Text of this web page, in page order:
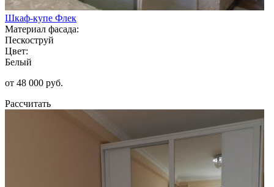
Шкаф-купе Флек
Материал фасада:
Пескоструй
Цвет:
Белый
от 48 000 руб.
Рассчитать